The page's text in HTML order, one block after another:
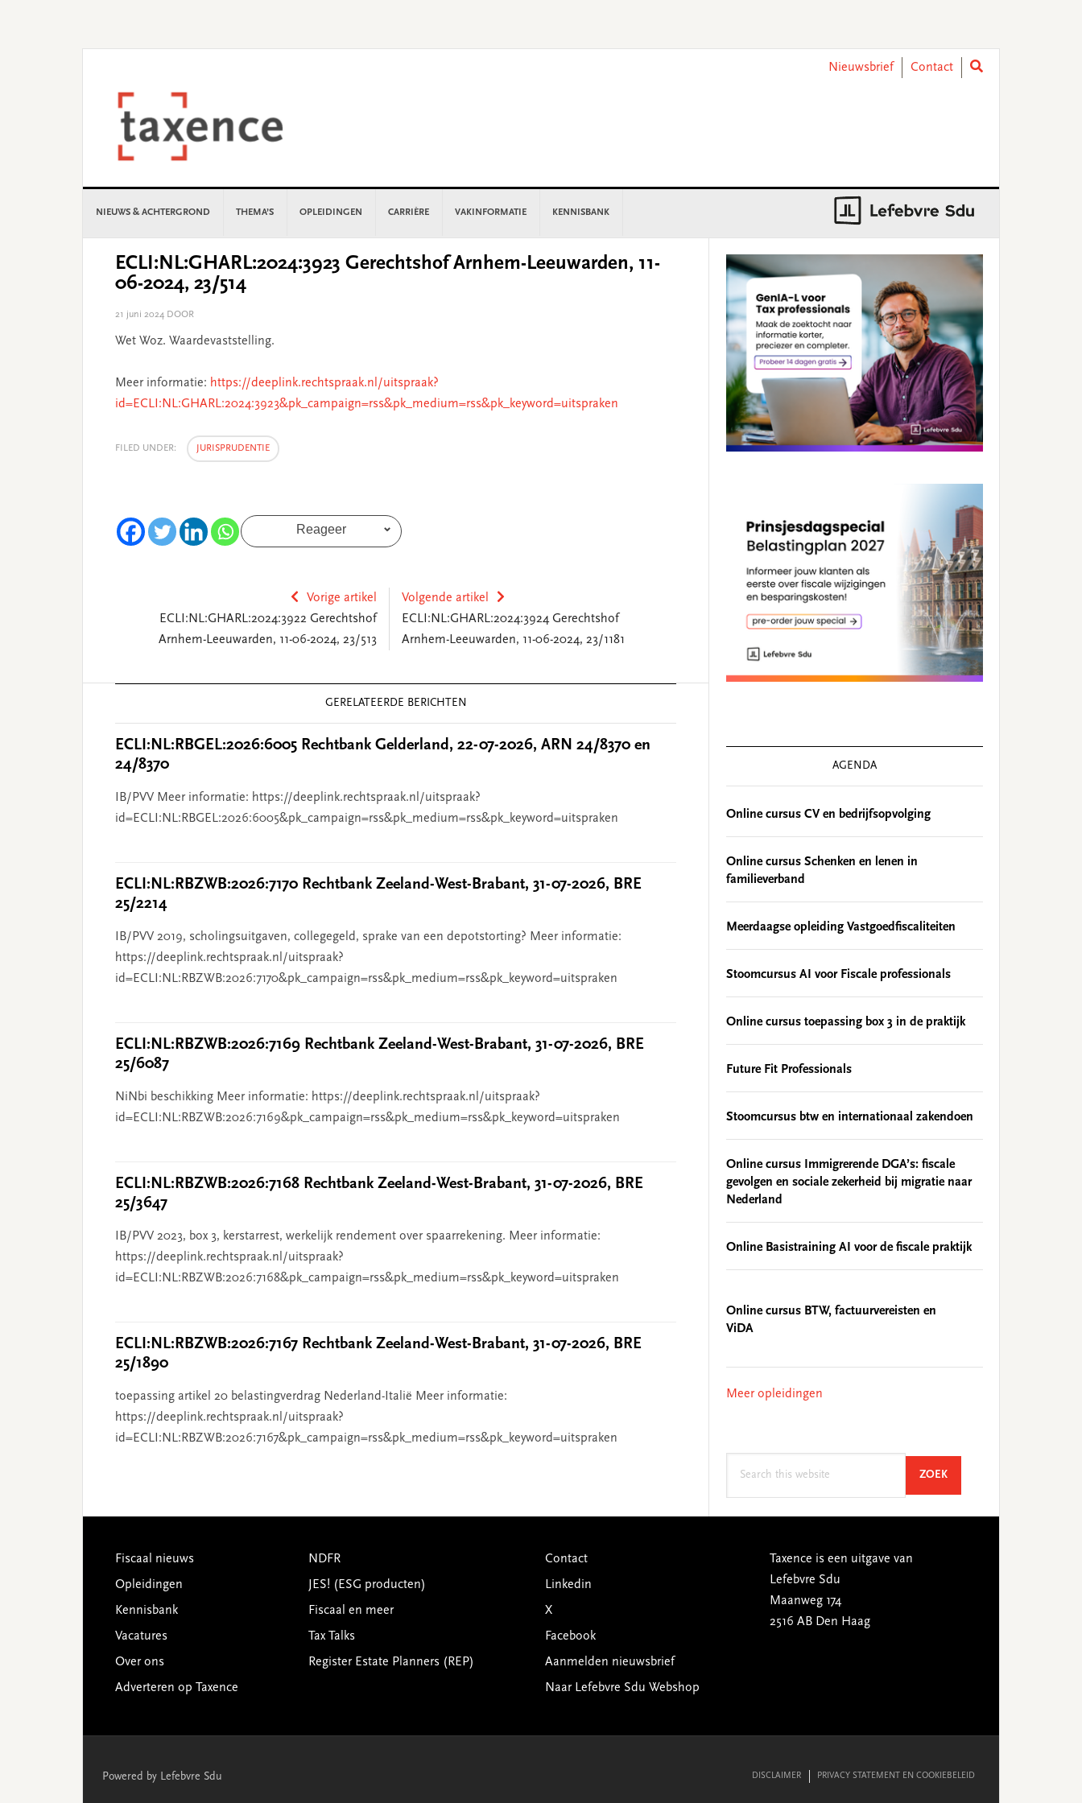
Nieuwsbrief
Contact
NIEUWS & ACHTERGROND THEMA’S OPLEIDINGEN CARRIÈRE VAKINFORMATIE KENNISBANK
ECLI:NL:GHARL:2024:3923 Gerechtshof Arnhem-Leeuwarden, 11-
06-2024, 23/514
21 juni 2024 DOOR
Wet Woz. Waardevaststelling.
Meer informatie: https://deeplink.rechtspraak.nl/uitspraak?
id=ECLI:NL:GHARL:2024:3923&pk_campaign=rss&pk_medium=rss&pk_keyword=uitspraken
FILED UNDER: JURISPRUDENTIE
Reageer
Vorige artikel
ECLI:NL:GHARL:2024:3922 Gerechtshof
Arnhem-Leeuwarden, 11-06-2024, 23/513
Volgende artikel
ECLI:NL:GHARL:2024:3924 Gerechtshof
Arnhem-Leeuwarden, 11-06-2024, 23/1181
GERELATEERDE BERICHTEN
ECLI:NL:RBGEL:2026:6005 Rechtbank Gelderland, 22-07-2026, ARN 24/8370 en
24/8370
IB/PVV Meer informatie: https://deeplink.rechtspraak.nl/uitspraak?
id=ECLI:NL:RBGEL:2026:6005&pk_campaign=rss&pk_medium=rss&pk_keyword=uitspraken
ECLI:NL:RBZWB:2026:7170 Rechtbank Zeeland-West-Brabant, 31-07-2026, BRE
25/2214
IB/PVV 2019, scholingsuitgaven, collegegeld, sprake van een depotstorting? Meer informatie:
https://deeplink.rechtspraak.nl/uitspraak?
id=ECLI:NL:RBZWB:2026:7170&pk_campaign=rss&pk_medium=rss&pk_keyword=uitspraken
ECLI:NL:RBZWB:2026:7169 Rechtbank Zeeland-West-Brabant, 31-07-2026, BRE
25/6087
NiNbi beschikking Meer informatie: https://deeplink.rechtspraak.nl/uitspraak?
id=ECLI:NL:RBZWB:2026:7169&pk_campaign=rss&pk_medium=rss&pk_keyword=uitspraken
ECLI:NL:RBZWB:2026:7168 Rechtbank Zeeland-West-Brabant, 31-07-2026, BRE
25/3647
IB/PVV 2023, box 3, kerstarrest, werkelijk rendement over spaarrekening. Meer informatie:
https://deeplink.rechtspraak.nl/uitspraak?
id=ECLI:NL:RBZWB:2026:7168&pk_campaign=rss&pk_medium=rss&pk_keyword=uitspraken
ECLI:NL:RBZWB:2026:7167 Rechtbank Zeeland-West-Brabant, 31-07-2026, BRE
25/1890
toepassing artikel 20 belastingverdrag Nederland-Italië Meer informatie:
https://deeplink.rechtspraak.nl/uitspraak?
id=ECLI:NL:RBZWB:2026:7167&pk_campaign=rss&pk_medium=rss&pk_keyword=uitspraken
Sidebar
AGENDA
Online cursus CV en bedrijfsopvolging
Online cursus Schenken en lenen in
familieverband
Meerdaagse opleiding Vastgoedfiscaliteiten
Stoomcursus AI voor Fiscale professionals
Online cursus toepassing box 3 in de praktijk
Future Fit Professionals
Stoomcursus btw en internationaal zakendoen
Online cursus Immigrerende DGA’s: fiscale
gevolgen en sociale zekerheid bij migratie naar
Nederland
Online Basistraining AI voor de fiscale praktijk
Online cursus BTW, factuurvereisten en
ViDA
Meer opleidingen
ZOEKSEARCH
Footer
Fiscaal nieuws
Opleidingen
Kennisbank
Vacatures
Over ons
Adverteren op Taxence
NDFR
JES! (ESG producten)
Fiscaal en meer
Tax Talks
Register Estate Planners (REP)
Contact
Linkedin
X
Facebook
Aanmelden nieuwsbrief
Naar Lefebvre Sdu Webshop
Taxence is een uitgave van
Lefebvre Sdu
Maanweg 174
2516 AB Den Haag
Powered by Lefebvre Sdu DISCLAIMER PRIVACY STATEMENT EN COOKIEBELEID